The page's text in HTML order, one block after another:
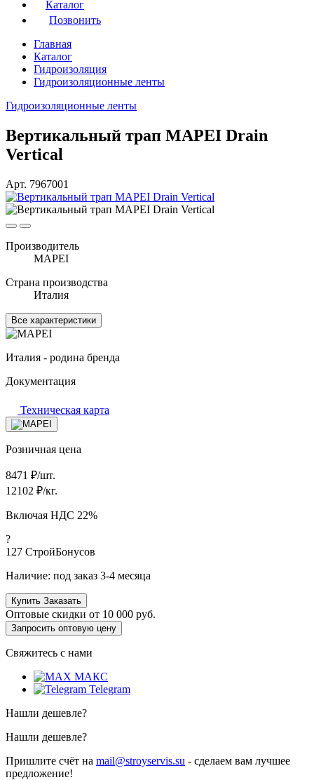
Каталог
Позвонить
Главная
Каталог
Гидроизоляция
Гидроизоляционные ленты
Гидроизоляционные ленты
Вертикальный трап MAPEI Drain
Vertical
Арт. 7967001
Производитель
MAPEI
Страна производства
Италия
Все характеристики
Италия - родина бренда
Документация
Техническая карта
Розничная цена
8471 ₽/шт.
12102 ₽/кг.
Включая НДС 22%
?
127 СтройБонусов
Наличие: под заказ 3-4 месяца
Купить Заказать
Оптовые скидки от 10 000 руб.
Запросить оптовую цену
Свяжитесь с нами
МАКС
Telegram
Нашли дешевле?
Нашли дешевле?
Пришлите счёт на mail@stroyservis.su - сделаем вам лучшее
предложение!